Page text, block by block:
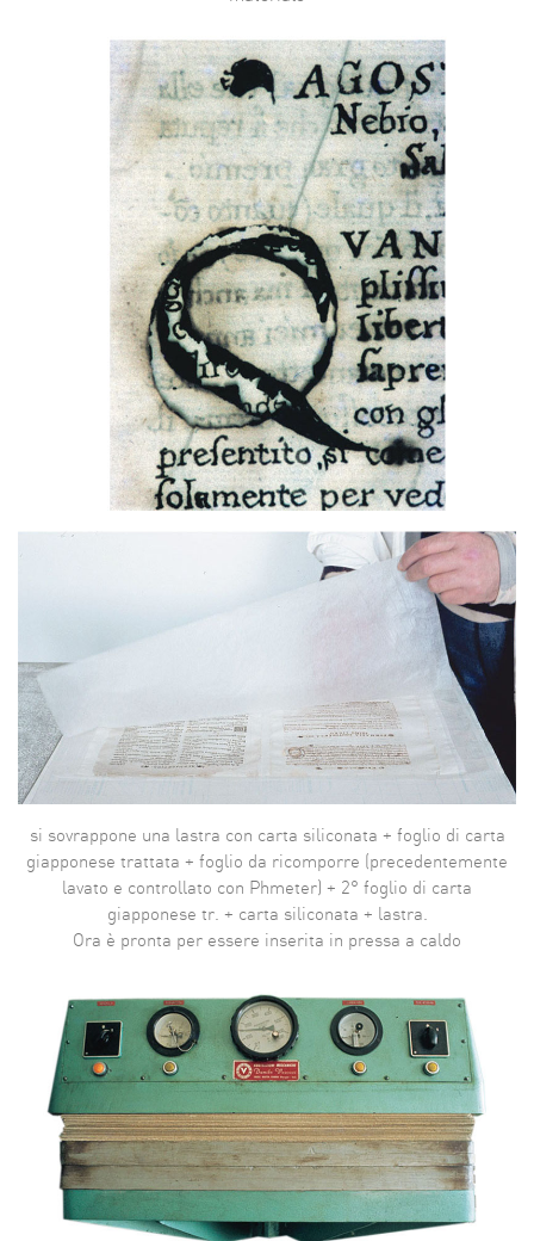
si sovrappone una lastra con carta siliconata + foglio di carta
giapponese trattata + foglio da ricomporre (precedentemente
lavato e controllato con Phmeter) + 2° foglio di carta
giapponese tr. + carta siliconata + lastra.
Ora è pronta per essere inserita in pressa a caldo